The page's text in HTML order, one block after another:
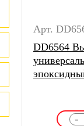
Арт.
DD6564
-